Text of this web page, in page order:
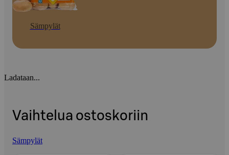
Sämpylät
Ladataan...
Vaihtelua ostoskoriin
Sämpylät